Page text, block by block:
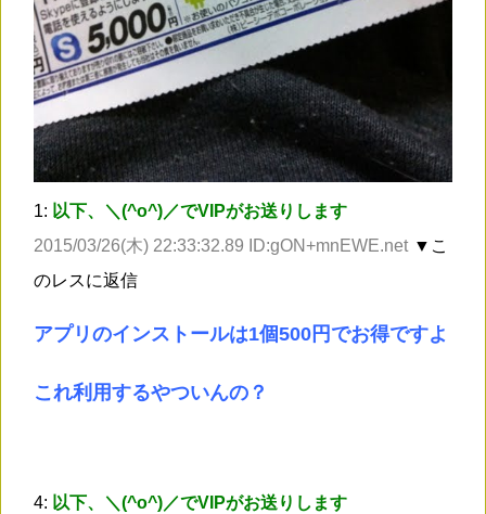
1: 以下、＼(^o^)／でVIPがお送りします
2015/03/26(木) 22:33:32.89 ID:gON+mnEWE.net ▼こ
のレスに返信
アプリのインストールは1個500円でお得ですよ
これ利用するやついんの？
4: 以下、＼(^o^)／でVIPがお送りします